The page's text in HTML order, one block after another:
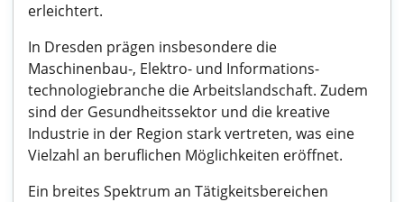
erleichtert.
In Dresden prägen insbesondere die
Maschinenbau-, Elektro- und Informations-
technologiebranche die Arbeitslandschaft. Zudem
sind der Gesundheitssektor und die kreative
Industrie in der Region stark vertreten, was eine
Vielzahl an beruflichen Möglichkeiten eröffnet.
Ein breites Spektrum an Tätigkeitsbereichen